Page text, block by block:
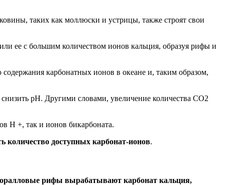
таких как моллюски и устрицы, также строят свои
ее с большим количеством ионов кальция, образуя рифы и
карбонатных ионов в океане и, таким образом,
pH. Другими словами, увеличение количества CO2
H +, так и ионов бикарбоната.
количество доступных карбонат-ионов.
рифы вырабатывают карбонат кальция,